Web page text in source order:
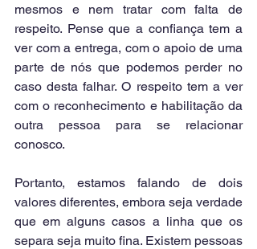
mesmos e nem tratar com falta de
respeito. Pense que a confiança tem a
ver com a entrega, com o apoio de uma
parte de nós que podemos perder no
caso desta falhar. O respeito tem a ver
com o reconhecimento e habilitação da
outra pessoa para se relacionar
conosco.
Portanto, estamos falando de dois
valores diferentes, embora seja verdade
que em alguns casos a linha que os
separa seja muito fina. Existem pessoas